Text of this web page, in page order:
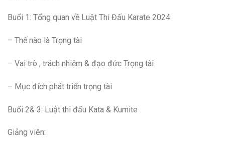
Buổi 1: Tổng quan về Luật Thi Đấu Karate 2024
– Thế nào là Trọng tài
– Vai trò , trách nhiệm & đạo đức Trọng tài
– Mục đích phát triển trọng tài
Buổi 2& 3: Luật thi đấu Kata & Kumite
Giảng viên: